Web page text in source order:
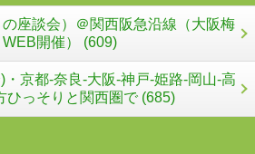
座談会）＠関西阪急沿線（大阪梅
開催） (609)
・京都-奈良-大阪-神戸-姫路-岡山-高
ひっそりと関西圏で (685)